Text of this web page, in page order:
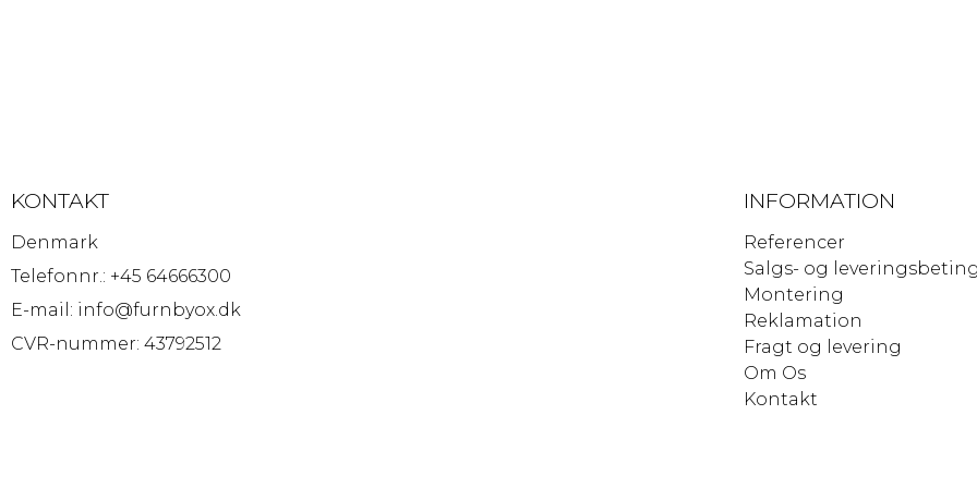
KONTAKT
Denmark
Telefonnr.: +45 64666300
E-mail : info@furnbyox.dk
CVR-nummer: 43792512
INFORMATION
Referencer
Salgs- og
Montering
Reklamation
Fragt og levering
Om Os
Kontakt